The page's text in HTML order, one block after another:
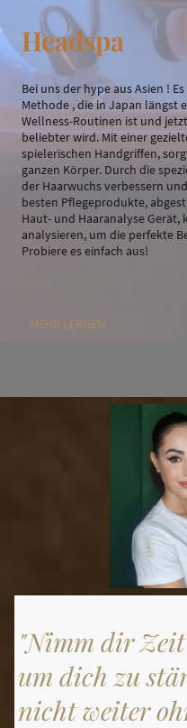
Headspa
Bei uns der hype aus Asien !
Methode , die in Japan längst
Wellness-Routinen ist und
beliebter wird. Mit einer
spielerischen Handgriffen,
ganzen Körper. Durch die
der Haarwuchs verbessern
besten Pflegeprodukte,
Haut- und Haaranalyse
analysieren, um die perfekte
Probiere es einfach aus!
MEHR LERNEN
"Nimm dir
um dich zu
nicht weiter